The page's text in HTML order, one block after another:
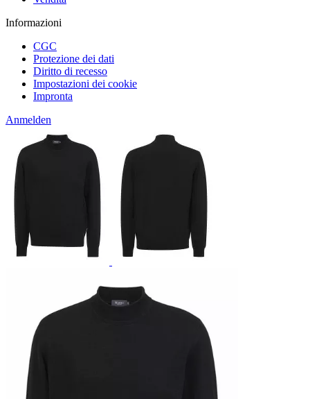
Informazioni
CGC
Protezione dei dati
Diritto di recesso
Impostazioni dei cookie
Impronta
Anmelden